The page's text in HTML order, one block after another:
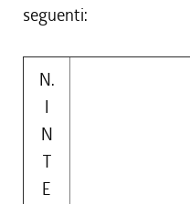
seguenti:
N.
I
N
T
E